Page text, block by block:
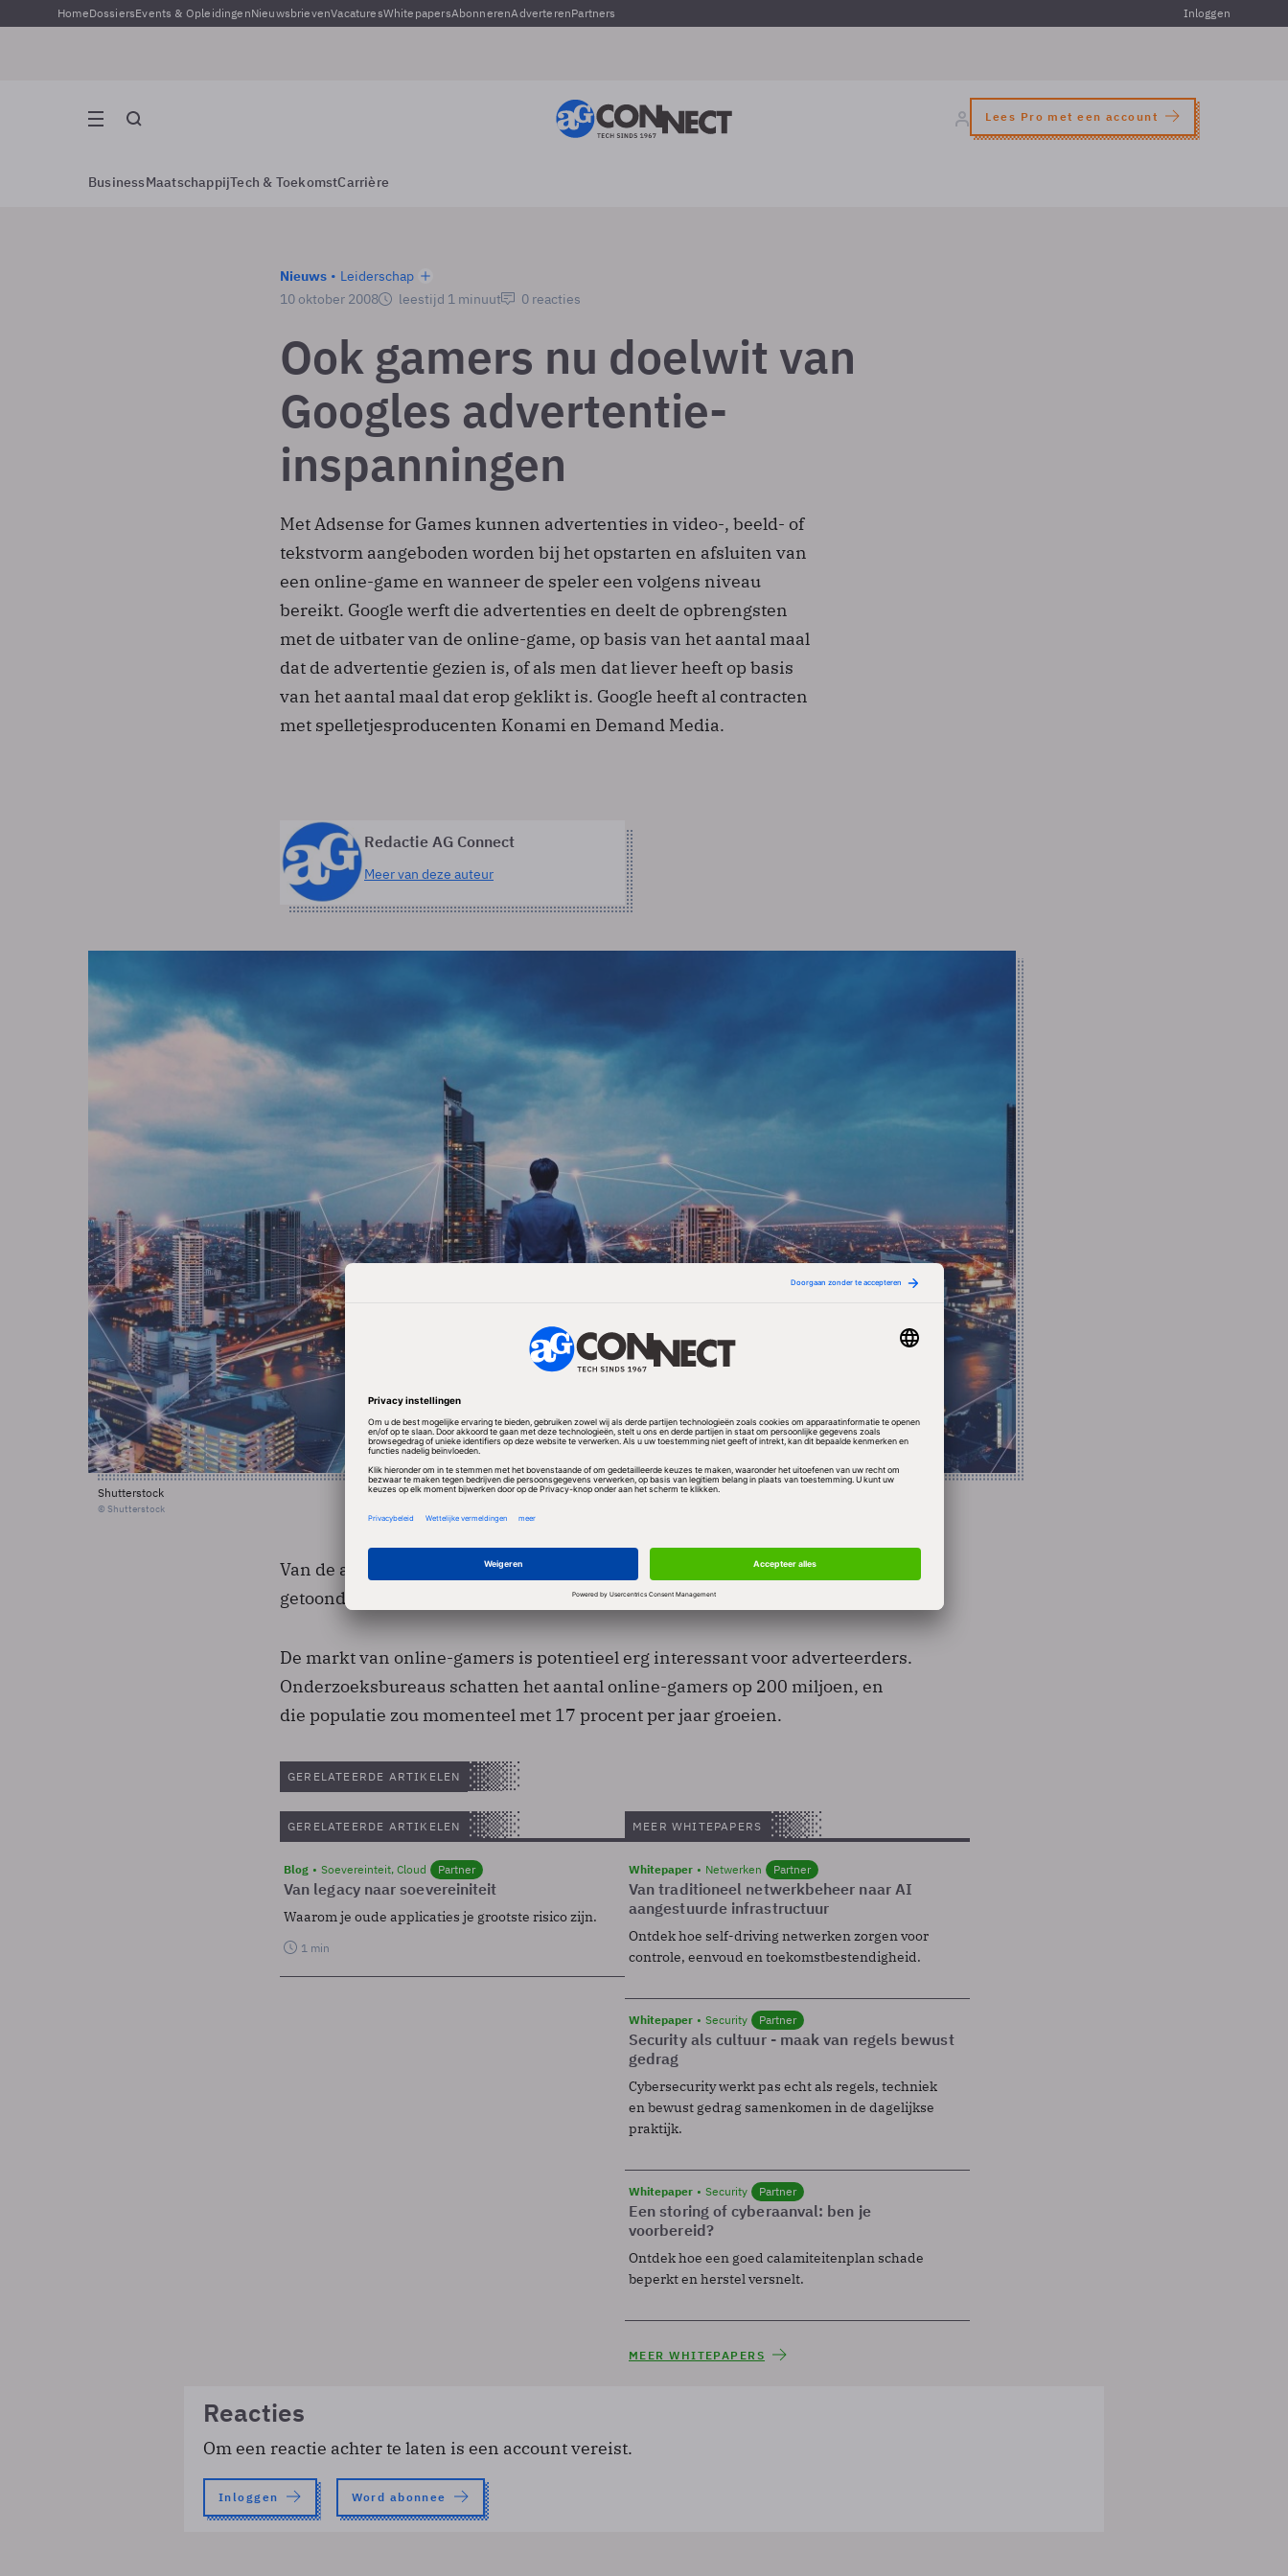
HomeDossiersEvents & OpleidingenNieuwsbrievenVacaturesWhitepapersAbonnerenAdverterenPartners Inloggen
Lees Pro met een account
BusinessMaatschappijTech & ToekomstCarrière
Nieuws
Leiderschap
10 oktober 2008
leestijd 1 minuut 0 reacties
Ook gamers nu doelwit van
Googles advertentie-
inspanningen
Met Adsense for Games kunnen advertenties in video-, beeld- of
tekstvorm aangeboden worden bij het opstarten en afsluiten van
een online-game en wanneer de speler een volgens niveau
bereikt. Google werft die advertenties en deelt de opbrengsten
met de uitbater van de online-game, op basis van het aantal maal
dat de advertentie gezien is, of als men dat liever heeft op basis
van het aantal maal dat erop geklikt is. Google heeft al contracten
met spelletjesproducenten Konami en Demand Media.
Redactie AG Connect
Meer van deze auteur
Shutterstock
© Shutterstock
Van de adverteerders hebben Sprint Nextel en Sony Pictures al interesse
getoond.
De markt van online-gamers is potentieel erg interessant voor adverteerders.
Onderzoeksbureaus schatten het aantal online-gamers op 200 miljoen, en
die populatie zou momenteel met 17 procent per jaar groeien.
GERELATEERDE ARTIKELEN
GERELATEERDE ARTIKELEN
Blog Soevereinteit, Cloud Partner
Van legacy naar soevereiniteit
Waarom je oude applicaties je grootste risico zijn.
1 min
MEER WHITEPAPERS
Whitepaper Netwerken Partner
Van traditioneel netwerkbeheer naar AI
aangestuurde infrastructuur
Ontdek hoe self-driving netwerken zorgen voor
controle, eenvoud en toekomstbestendigheid.
Whitepaper Security Partner
Security als cultuur - maak van regels bewust
gedrag
Cybersecurity werkt pas echt als regels, techniek
en bewust gedrag samenkomen in de dagelijkse
praktijk.
Whitepaper Security Partner
Een storing of cyberaanval: ben je
voorbereid?
Ontdek hoe een goed calamiteitenplan schade
beperkt en herstel versnelt.
MEER WHITEPAPERS
Reacties
Om een reactie achter te laten is een account vereist.
Inloggen Word abonnee